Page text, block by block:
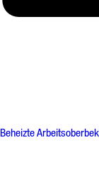
Beheizte